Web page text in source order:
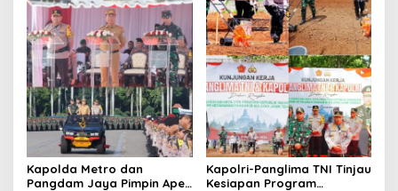
Kapolda Metro dan
Pangdam Jaya Pimpin Apel
Kapolri-Panglima TNI Tinjau
Kesiapan Program